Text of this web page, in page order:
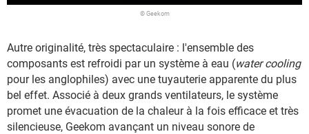
© Geekom
Autre originalité, très spectaculaire : l'ensemble des
composants est refroidi par un système à eau (water cooling
pour les anglophiles) avec une tuyauterie apparente du plus
bel effet. Associé à deux grands ventilateurs, le système
promet une évacuation de la chaleur à la fois efficace et très
silencieuse, Geekom avançant un niveau sonore de